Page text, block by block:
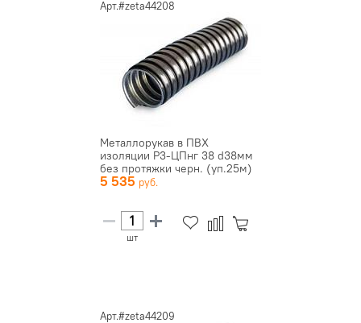
Арт.#zeta44208
Металлорукав в ПВХ
изоляции Р3-ЦПнг 38 d38мм
без протяжки черн. (уп.25м)
ЗЭ...
5 535
шт
Арт.#zeta44209